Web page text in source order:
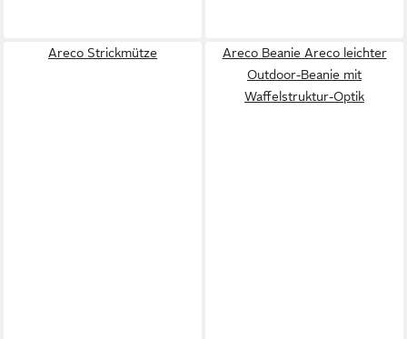
Areco Strickmütze
Areco Beanie Areco leichter
Outdoor-Beanie mit
Waffelstruktur-Optik